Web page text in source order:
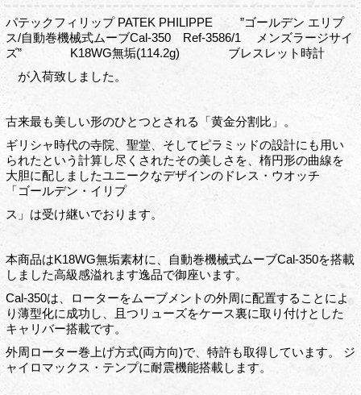
パテックフィリップ PATEK PHILIPPE ”ゴールデン エリプ
ス/自動巻機械式ムーブCal-350 Ref-3586/1 メンズラージサイ
ズ” K18WG無垢(114.2g) ブレスレット時計
が入荷致しました。
古来最も美しい形のひとつとされる「黄金分割比」。
ギリシャ時代の寺院、聖堂、そしてピラミッドの設計にも用い
られたという計算し尽くされたその美しさを、楕円形の曲線を
大胆に配しましたユニークなデザインのドレス・ウオッチ
「ゴールデン・イリプ
ス」は受け継いでおります。
本商品はK18WG無垢素材に、自動巻機械式ムーブCal-350を搭載
しました高級感溢れます逸品で御座います。
Cal-350は、ローターをムーブメントの外周に配置することによ
り薄型化に成功し、且つリューズをケース裏に取り付けとした
キャリバー搭載です。
外周ローター巻上げ方式(両方向)で、特許も取得しています。 ジ
ャイロマックス・テンプに耐震機能搭載します。